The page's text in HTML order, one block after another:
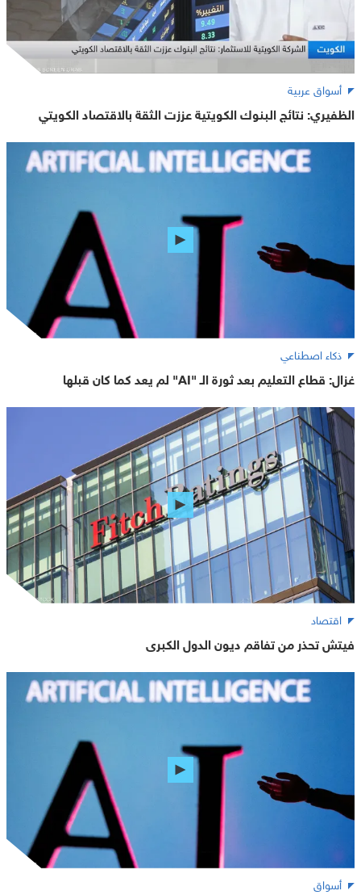
أسواق عربية
الظفيري: نتائج البنوك الكويتية عززت الثقة بالاقتصاد الكويتي
ذكاء اصطناعي
غزال: قطاع التعليم بعد ثورة الـ "AI" لم يعد كما كان قبلها
اقتصاد
فيتش تحذر من تفاقم ديون الدول الكبرى
أسواق